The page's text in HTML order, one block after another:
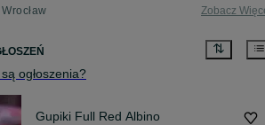
Zobacz
ogłoszenia?
Gupiki Full Red Albino